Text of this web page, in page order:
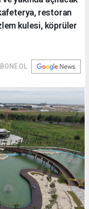
restoran
kulesi, köprüler
OL